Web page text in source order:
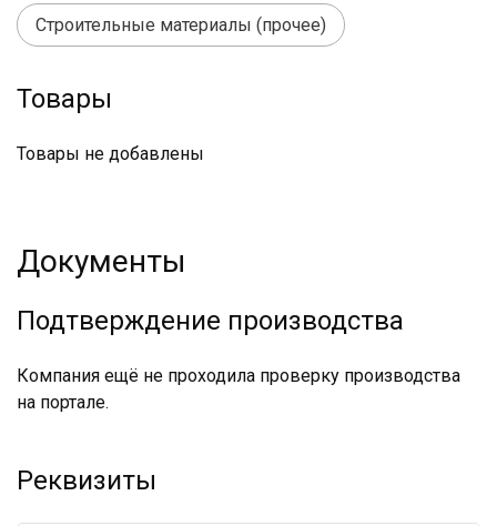
Строительные материалы (прочее)
Товары
Товары не добавлены
Документы
Подтверждение производства
Компания ещё не проходила проверку производства
на портале.
Реквизиты